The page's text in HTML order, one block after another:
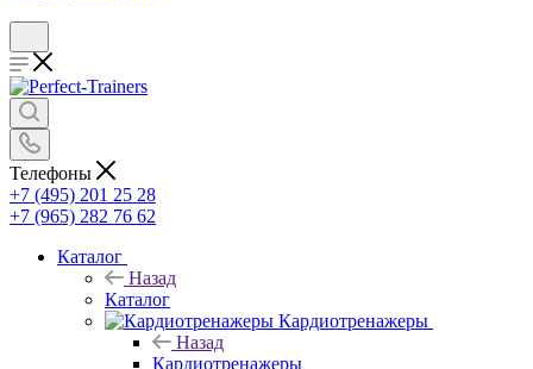
Телефоны
+7 (495) 201 25 28
+7 (965) 282 76 62
Каталог
Назад
Каталог
Кардиотренажеры
Назад
Кардиотренажеры